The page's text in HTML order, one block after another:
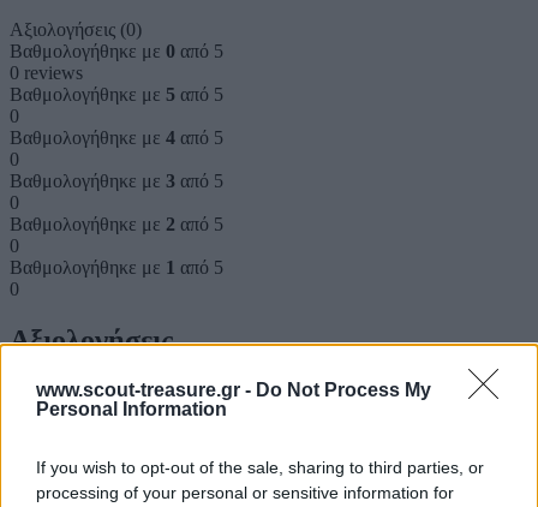
www.scout-treasure.gr - Do Not Process My
Personal Information
If you wish to opt-out of the sale, sharing to third parties, or
processing of your personal or sensitive information for
Αξιολογήσεις (0)
Βαθμολογήθηκε με 0 από 5
0 reviews
Βαθμολογήθηκε με 5 από 5
0
Βαθμολογήθηκε με 4 από 5
0
Βαθμολογήθηκε με 3 από 5
0
Βαθμολογήθηκε με 2 από 5
0
Βαθμολογήθηκε με 1 από 5
0
Αξιολογήσεις
Clear filters
Κάνετε την πρώτη αξιολόγηση για το προϊόν: “RUGBY”